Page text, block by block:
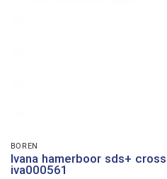
BOREN
Ivana hamerboor sds+
iva000561